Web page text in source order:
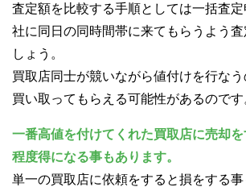
査定額を比較する手順としては一括査
社に同日の同時間帯に来てもらうよう査
しょう。
買取店同士が競いながら値付けを行な
買い取ってもらえる可能性があるのです
一番高値を付けてくれた買取店に売却
程度得になる事もあります。
単一の買取店に依頼をすると損をする